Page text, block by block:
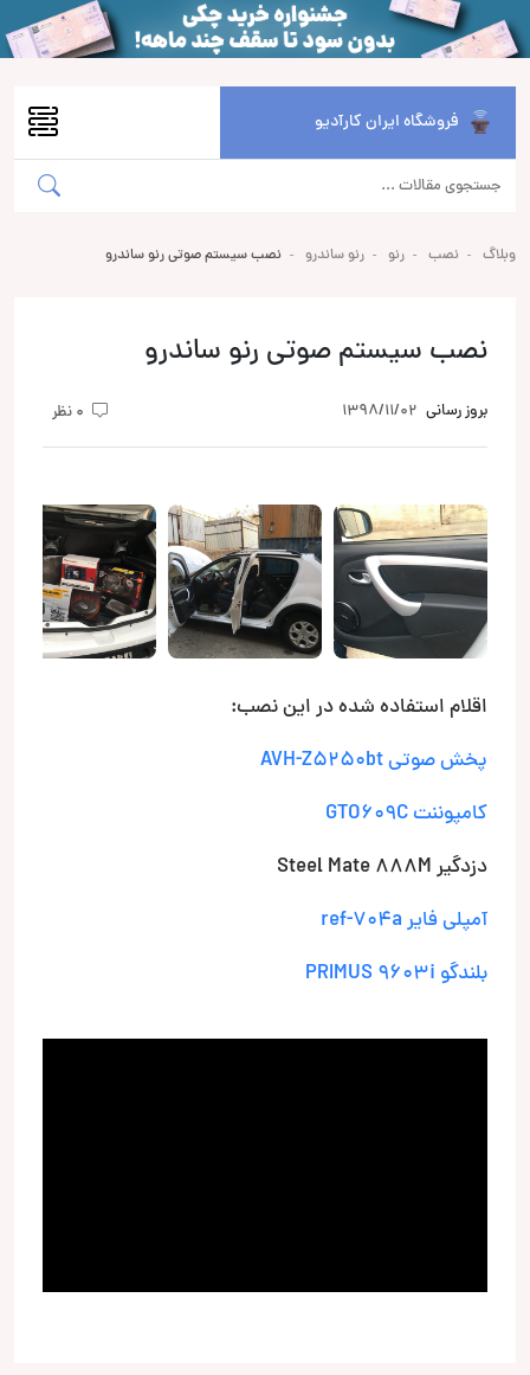
فروشگاه ایران کارآدیو
وبلاگ نصب رنو رنو ساندرو نصب سیستم صوتی رنو ساندرو
نصب سیستم صوتی رنو ساندرو
بروز رسانی 1398/11/02
اقلام استفاده شده در این نصب:
پخش صوتیAVH-Z5250bt
کامپوننتGTO609C
دزدگیر Steel Mate 888M
آمپلی فایر ref-704a
بلندگو PRIMUS 9603i